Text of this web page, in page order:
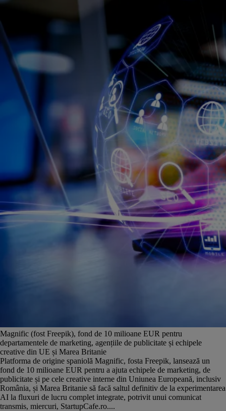
Magnific (fost Freepik), fond de 10 milioane EUR pentru
departamentele de marketing, agențiile de publicitate și echipele
creative din UE și Marea Britanie
Platforma de origine spaniolă Magnific, fosta Freepik, lansează un
fond de 10 milioane EUR pentru a ajuta echipele de marketing, de
publicitate și pe cele creative interne din Uniunea Europeană, inclusiv
România, și Marea Britanie să facă saltul definitiv de la experimentarea
AI la fluxuri de lucru complet integrate, potrivit unui comunicat
transmis, miercuri, StartupCafe.ro....